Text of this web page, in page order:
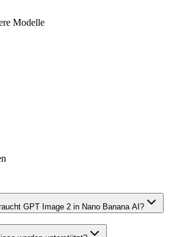
Modelle
GPT Image 2 in Nano Banana AI?